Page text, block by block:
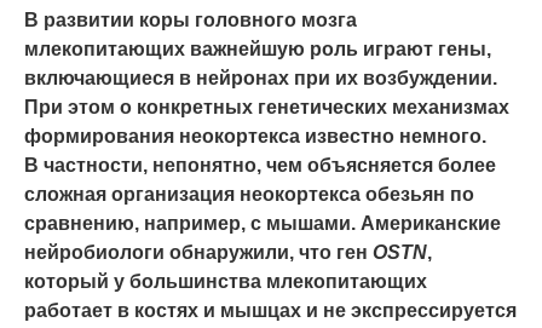
В развитии коры головного мозга
млекопитающих важнейшую роль играют гены,
включающиеся в нейронах при их возбуждении.
При этом о конкретных генетических механизмах
формирования неокортекса известно немного.
В частности, непонятно, чем объясняется более
сложная организация неокортекса обезьян по
сравнению, например, с мышами. Американские
нейробиологи обнаружили, что ген OSTN,
который у большинства млекопитающих
работает в костях и мышцах и не экспрессируется